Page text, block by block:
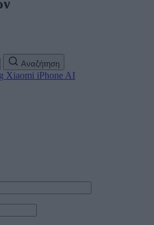
Αναζήτηση
Xiaomi iPhone AI